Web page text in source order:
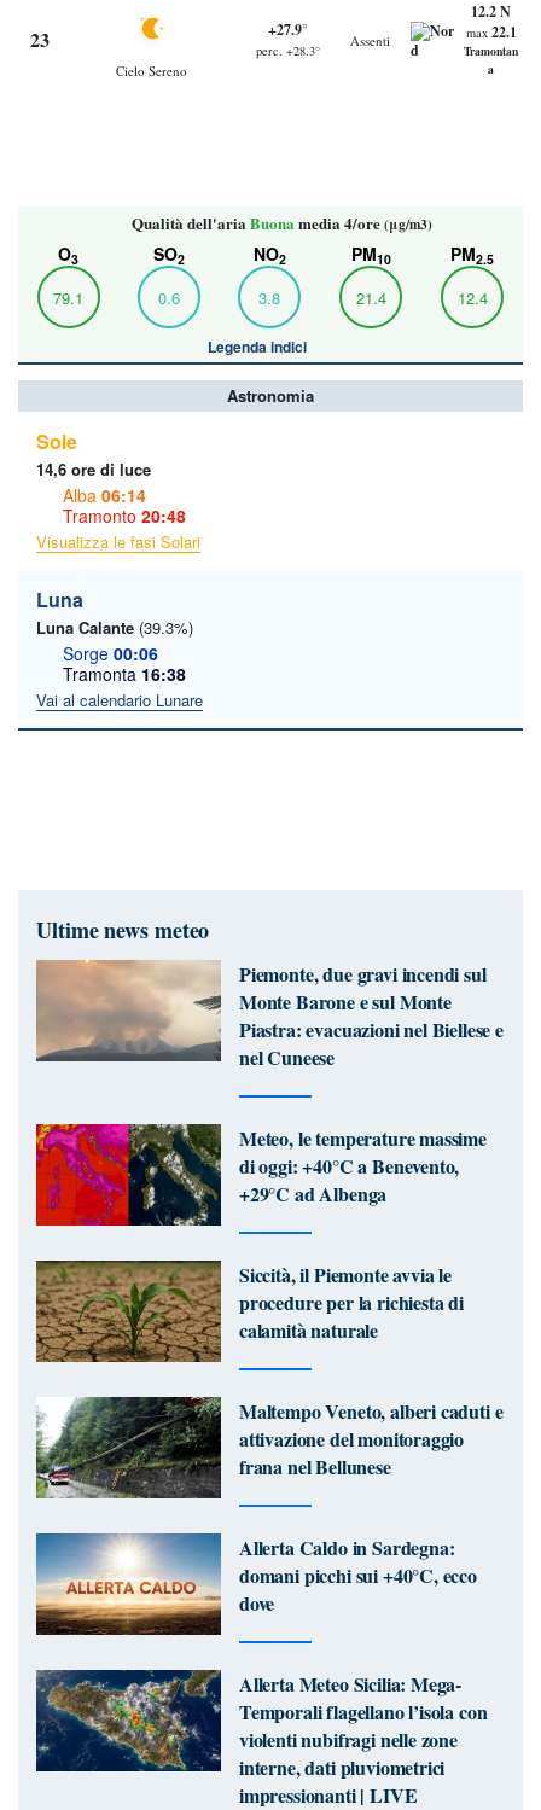
23
Cielo Sereno
+27.9°
perc. +28.3°
Assenti
12.2 N
max 22.1
Tramontan
a
Qualità dell'ariaBuona media 4/ore(μg/m3)
O3
79.1
SO2
0.6
NO2
3.8
PM10
21.4
PM2.5
12.4
Legenda indici
Astronomia
Sole
14,6 ore di luce
Alba 06:14
Tramonto 20:48
Visualizza le fasi Solari
Luna
Luna Calante (39.3%)
Sorge 00:06
Tramonta 16:38
Vai al calendario Lunare
Ultime news meteo
Piemonte, due gravi incendi sul
Monte Barone e sul Monte
Piastra: evacuazioni nel Biellese e
nel Cuneese
Meteo, le temperature massime
di oggi: +40°C a Benevento,
+29°C ad Albenga
Siccità, il Piemonte avvia le
procedure per la richiesta di
calamità naturale
Maltempo Veneto, alberi caduti e
attivazione del monitoraggio
frana nel Bellunese
Allerta Caldo in Sardegna:
domani picchi sui +40°C, ecco
dove
Allerta Meteo Sicilia: Mega-
Temporali flagellano l’isola con
violenti nubifragi nelle zone
interne, dati pluviometrici
impressionanti | LIVE